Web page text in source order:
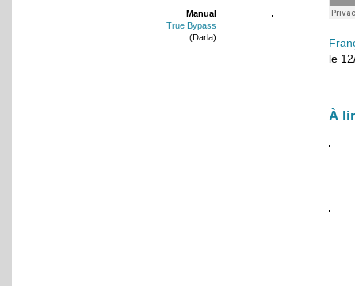
Manual
True Bypass
(Darla)
le
À